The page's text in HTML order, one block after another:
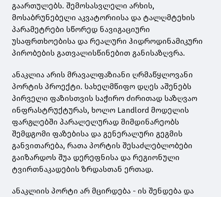
გაართულებს. შემოსასვლელი არხის,
მოსაბრუნებელი აკვატორიისა და ტალღმტეხის
პარამეტრები სწორედ ნავიგაციური
უსაფრთხოებისა და რეალური ჰიდროდინამიკური
პირობების გათვალისწინებით განისაზღვრა.
ანაკლია არის მრავალფაზიანი ღრმაწყლოვანი
პორტის პროექტი. სახელმწიფო დღეს აშენებს
პირველი ფაზისთვის საჭირო ძირითად საზღვაო
ინფრასტრუქტურას, ხოლო Landlord მოდელის
ფარგლებში პარალელურად მიმდინარეობს
შემდგომი ფაზებისა და გენერალური გეგმის
განვითარება, რათა პორტის შესაძლებლობები
გაიზარდოს შუა დერეფნისა და რეგიონული
ტვირთნაკადების ზრდასთან ერთად.
ანაკლიის პორტი არ მცირდება - ის შენდება და